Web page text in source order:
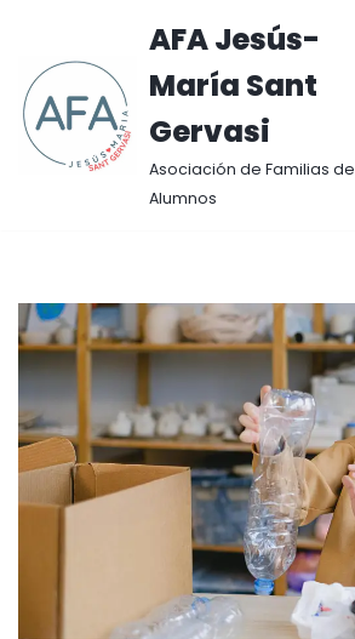
Saltar
al
contenido
AFA Jesús-
María Sant
Gervasi
Asociación de Familias de
Alumnos